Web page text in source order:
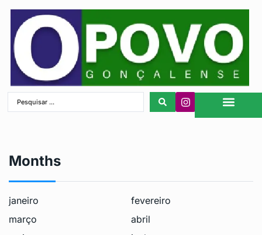
Months
janeiro
fevereiro
março
abril